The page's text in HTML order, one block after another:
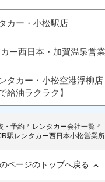
カー・小松駅店
ー西日本・加賀温泉営
タカー・小松空港浮柳
給油ラクラク】
・予約
レンタカー会社一覧
駅レンタカー西日本小松営業所
ページのトップへ戻る